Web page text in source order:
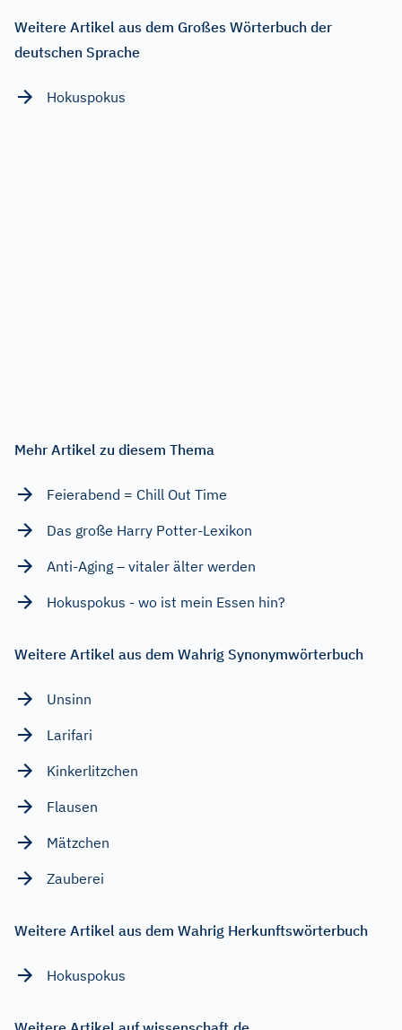
Weitere Artikel aus dem Großes Wörterbuch der
deutschen Sprache
Hokuspokus
Mehr Artikel zu diesem Thema
Feierabend = Chill Out Time
Das große Harry Potter-Lexikon
Anti-Aging – vitaler älter werden
Hokuspokus - wo ist mein Essen hin?
Weitere Artikel aus dem Wahrig Synonymwörterbuch
Unsinn
Larifari
Kinkerlitzchen
Flausen
Mätzchen
Zauberei
Weitere Artikel aus dem Wahrig Herkunftswörterbuch
Hokuspokus